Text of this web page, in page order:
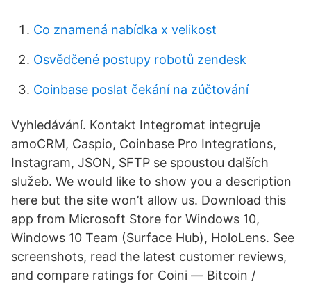
Co znamená nabídka x velikost
Osvědčené postupy robotů zendesk
Coinbase poslat čekání na zúčtování
Vyhledávání. Kontakt Integromat integruje
amoCRM, Caspio, Coinbase Pro Integrations,
Instagram, JSON, SFTP se spoustou dalších
služeb. We would like to show you a description
here but the site won’t allow us. Download this
app from Microsoft Store for Windows 10,
Windows 10 Team (Surface Hub), HoloLens. See
screenshots, read the latest customer reviews,
and compare ratings for Coini ― Bitcoin /